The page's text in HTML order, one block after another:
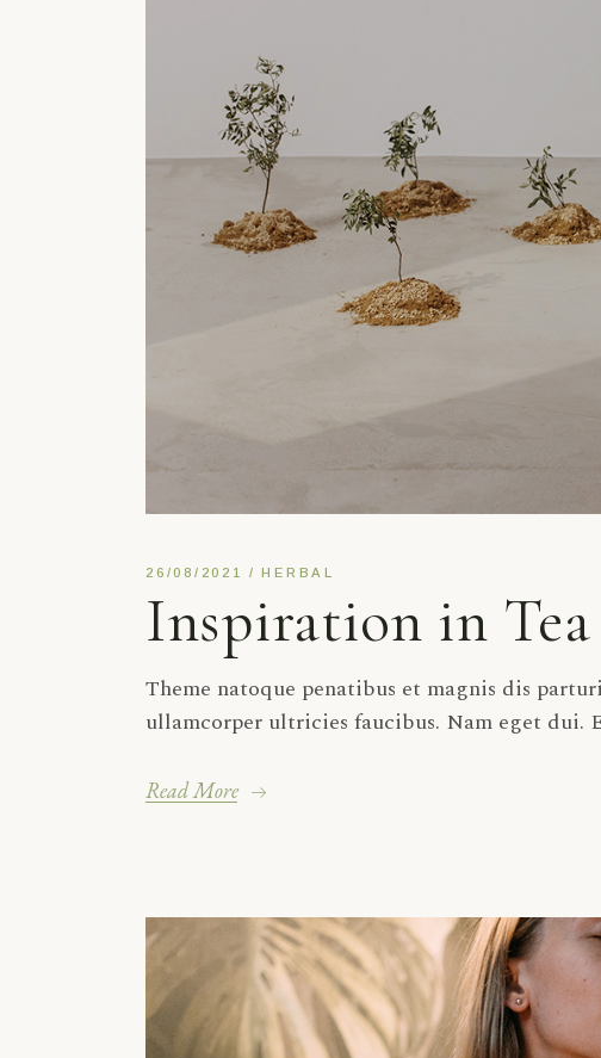
26/08/2021 HERBAL
Inspiration in Tea
Theme natoque penatibus et magnis dis
ullamcorper ultricies faucibus. Nam eget dui.
Read More